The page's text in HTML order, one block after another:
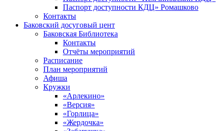
Паспорт доступности КДЦ» Ромашково
Контакты
Баковский досуговый цент
Баковская Библиотека
Контакты
Отчёты мероприятий
Расписание
План мероприятий
Афиша
Кружки
«Арлекино»
«Версия»
«Горлица»
«Жердочка»